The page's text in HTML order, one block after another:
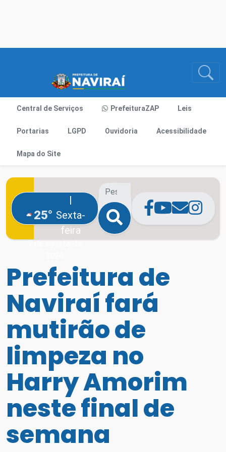
Central de Serviços PrefeituraZAP Leis
Portarias LGPD Ouvidoria Acessibilidade
Mapa do Site
25°
|
Sexta-
feira
7 de agosto de
Prefeitura de
Naviraí fará
mutirão de
limpeza no
Harry Amorim
neste final de
semana